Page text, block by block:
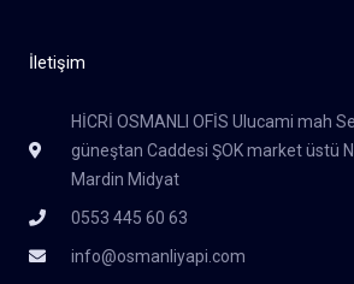
İletişim
HİCRİ OSMANLI OFİS Ulucami mah
güneştan Caddesi ŞOK market üstü
Mardin Midyat
0553 445 60 63
info@osmanliyapi.com